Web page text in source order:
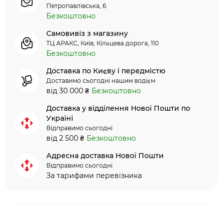
Петропавлівська, 6
Безкоштовно
Самовивіз з магазину
ТЦ АРАКС, Київ, Кільцева дорога, 110
Безкоштовно
Доставка по Києву і передмістю
Доставимо сьогодні нашим водієм
від 30 000 ₴ Безкоштовно
Доставка у відділення Нової Пошти по
Україні
Відправимо сьогодні
від 2 500 ₴ Безкоштовно
Адресна доставка Нової Пошти
Відправимо сьогодні
За тарифами перевізника